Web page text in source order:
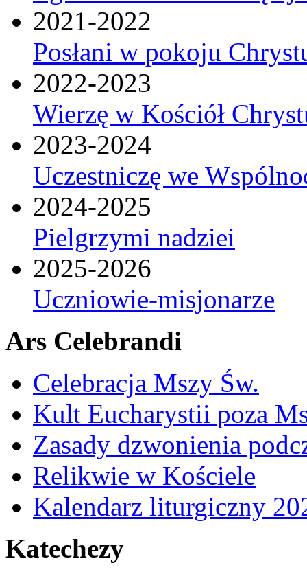
2021-2022
Posłani w pokoju
2022-2023
Wierzę w Kościół
2023-2024
Uczestniczę we
2024-2025
Pielgrzymi nadziei
2025-2026
Uczniowie-misjonarze
Ars Celebrandi
Celebracja Mszy Św.
Kult Eucharystii poza
Zasady dzwonienia
Relikwie w Kościele
Kalendarz liturgiczny
Katechezy